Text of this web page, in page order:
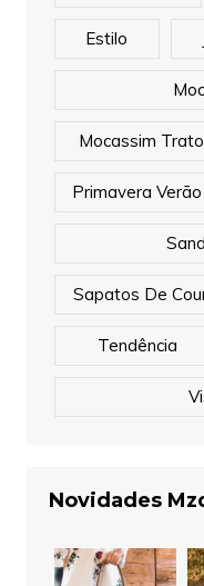
Estilo
Mocassim
Primavera Verão
Sapatos De
Tendência
Novidades